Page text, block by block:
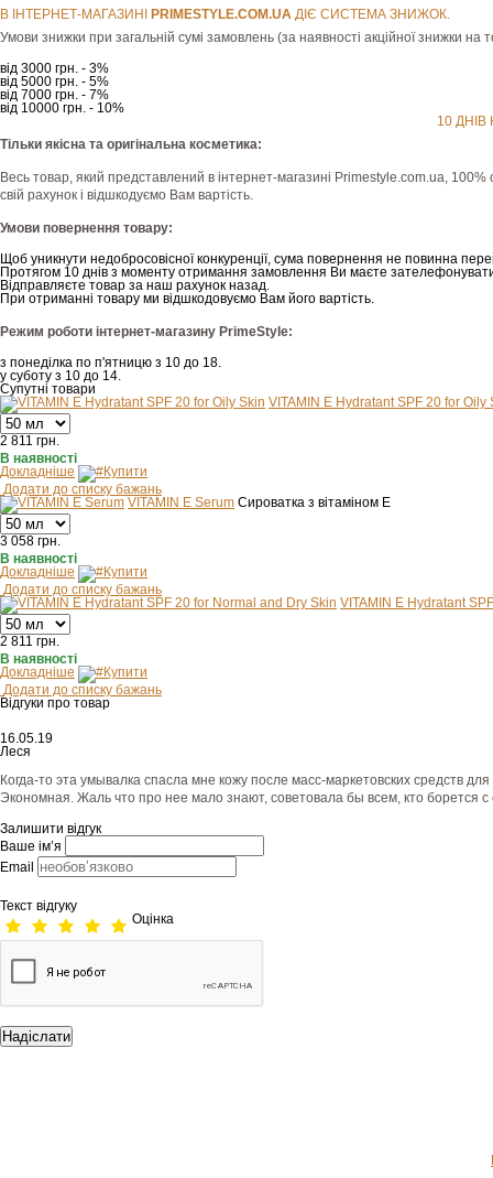
В ІНТЕРНЕТ-МАГАЗИНІ РRIMESTYLE.COM.UA ДІЄ СИСТЕМА ЗНИЖОК.
Умови знижки при загальній сумі замовлень (за наявності акційної знижки на
від 3000 грн. - 3%
від 5000 грн. - 5%
від 7000 грн. - 7%
від 10000 грн. - 10%
10
Тільки якісна та оригінальна косметика:
Весь товар, який представлений в інтернет-магазині Рrimestyle.com.ua,
свій рахунок і відшкодуємо Вам вартість.
Умови повернення товару:
Щоб уникнути недобросовісної конкуренції, сума повернення не повинна
Протягом 10 днів з моменту отримання замовлення Ви маєте
Відправляєте товар за наш рахунок назад.
При отриманні товару ми відшкодовуємо Вам його вартість.
Режим роботи інтернет-магазину PrimeStyle:
з понеділка по п'ятницю з 10 до 18.
у суботу з 10 до 14.
Супутні товари
VITAMIN E Hydratant SPF 20 for Oily
2 811 грн.
В наявності
Докладніше
Купити
Додати до списку бажань
VITAMIN E Serum Сироватка з вітаміном Е
3 058 грн.
В наявності
Докладніше
Купити
Додати до списку бажань
VITAMIN E Hydratant
2 811 грн.
В наявності
Докладніше
Купити
Додати до списку бажань
Відгуки про товар
16.05.19
Леся
Когда-то эта умывалка спасла мне кожу после масс-маркетовских средств
Экономная. Жаль что про нее мало знают, советовала бы всем, кто борется
Залишити відгук
Ваше ім’я
Email
Текст відгуку
Оцінка